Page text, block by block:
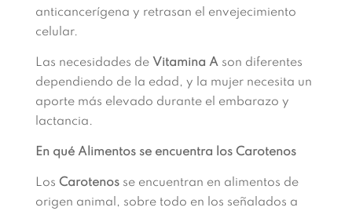
anticancerígena y retrasan el envejecimiento
celular.
Las necesidades de Vitamina Ason diferentes
dependiendo de la edad, y la mujer necesita un
aporte más elevado durante el embarazo y
lactancia.
En qué Alimentos se encuentra los Carotenos
Los Carotenosse encuentran en alimentos de
origen animal, sobre todo en los señalados a